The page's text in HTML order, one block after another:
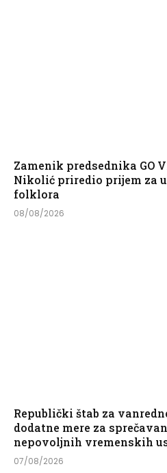
Zamenik predsednika GO
Nikolić priredio prijem za
folklora
08/08/2026
Republički štab za
dodatne mere za
nepovoljnih vremenskih
07/08/2026